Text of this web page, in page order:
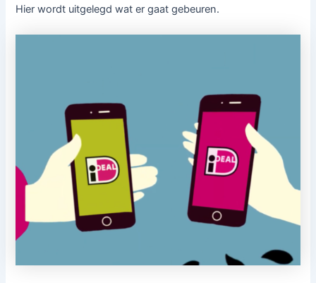
Hier wordt uitgelegd wat er gaat gebeuren.